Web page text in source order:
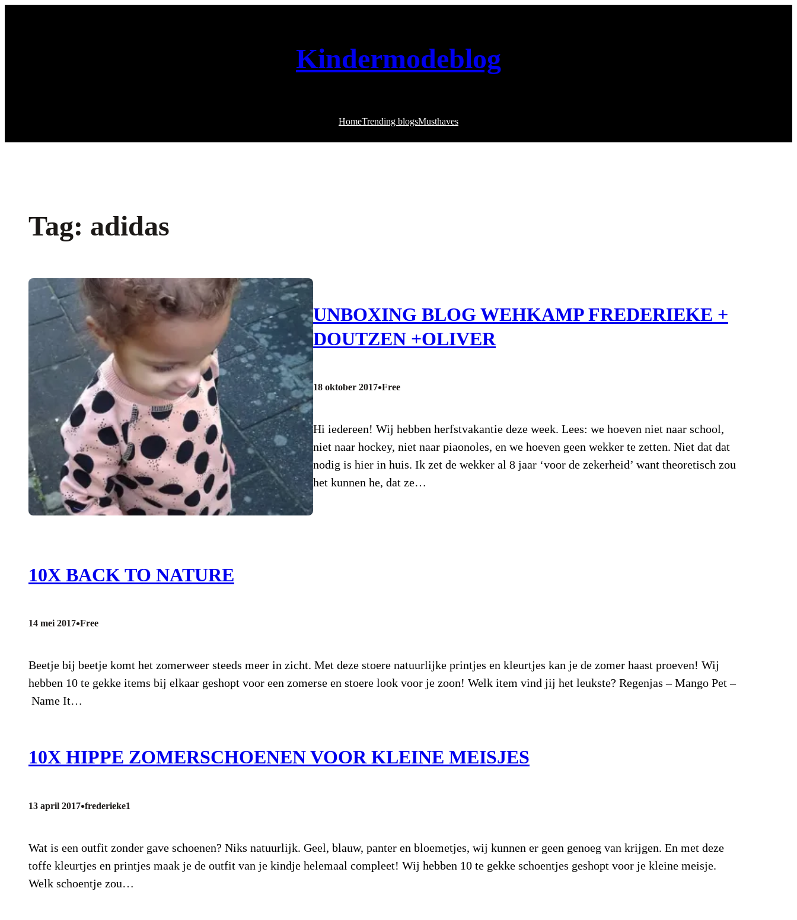
Kindermodeblog
HomeTrending blogsMusthaves
Tag: adidas
UNBOXING BLOG WEHKAMP FREDERIEKE +
DOUTZEN +OLIVER
18 oktober 2017•Free
Hi iedereen! Wij hebben herfstvakantie deze week. Lees: we hoeven niet naar school,
niet naar hockey, niet naar piaonoles, en we hoeven geen wekker te zetten. Niet dat dat
nodig is hier in huis. Ik zet de wekker al 8 jaar ‘voor de zekerheid’ want theoretisch zou
het kunnen he, dat ze…
10X BACK TO NATURE
14 mei 2017•Free
Beetje bij beetje komt het zomerweer steeds meer in zicht. Met deze stoere natuurlijke printjes en kleurtjes kan je de zomer haast proeven! Wij
hebben 10 te gekke items bij elkaar geshopt voor een zomerse en stoere look voor je zoon! Welk item vind jij het leukste? Regenjas – Mango Pet –
Name It…
10X HIPPE ZOMERSCHOENEN VOOR KLEINE MEISJES
13 april 2017•frederieke1
Wat is een outfit zonder gave schoenen? Niks natuurlijk. Geel, blauw, panter en bloemetjes, wij kunnen er geen genoeg van krijgen. En met deze
toffe kleurtjes en printjes maak je de outfit van je kindje helemaal compleet! Wij hebben 10 te gekke schoentjes geshopt voor je kleine meisje.
Welk schoentje zou…